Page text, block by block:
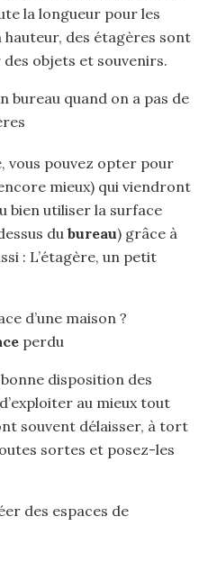
la longueur pour les
des étagères sont
objets et souvenirs.
bureau quand on a pas de
vous pouvez opter pour
mieux) qui viendront
bien utiliser la surface
du bureau) grâce à
: L’étagère, un petit
d’une maison ?
perdu
disposition des
au mieux tout
souvent délaisser, à tort
sortes et posez-les
des espaces de